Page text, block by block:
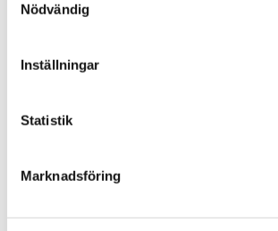
Nödvändig
Inställningar
Statistik
Marknadsföring